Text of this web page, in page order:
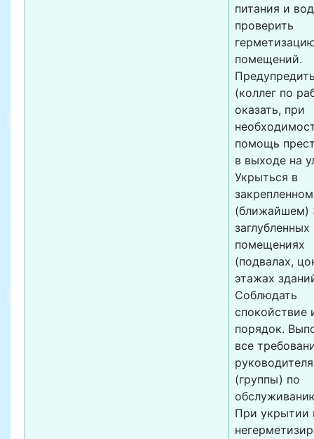
питания и
проверить
помещений.
(коллег по
оказать, при
помощь
в выходе на
Укрыться в
закрепленном
(ближайшем)
заглубленных
помещениях
(подвалах,
этажах
Соблюдать
спокойствие
порядок.
все
(группы) по
При укрытии